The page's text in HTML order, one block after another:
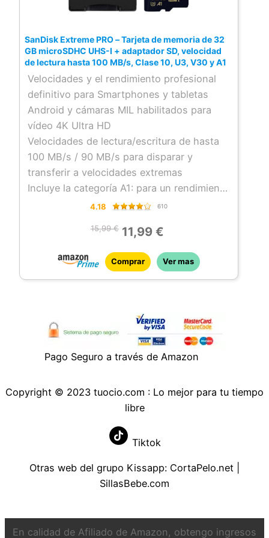
SanDisk Extreme PRO – Tarjeta de memoria de 32
GB microSDHC UHS-I + adaptador SD, velocidad
de lectura hasta 100 MB/s, Clase 10, U3, V30 y A1
Velocidades y el rendimiento profesional
definitivo para Smartphones y tabletas
Android y cámaras MIL habilitados para
vídeo 4K Ultra HD
Velocidades de lectura/escritura de hasta
100 MB/s / 90 MB/s para disparar y
transferir a velocidades extremas
Incluye la categoría A1: para un rendimiento
más rápido de las aplicaciones
(V30) signfica que su tarjeta está lista para
los avances en materia de realidad virtual y
grabación de vídeo en 360°
Rendimiento de vídeo profesional con
grabar vídeo Full HD y 4K UHD
Fabricada para ser usada en condiciones
difíciles y sometida a ensayos en dichas
condiciones: resistente a temperatura, al
Incluye el software de recuperación de
archivos RescuePRO Deluxe (1 año de
4.18 610
15,99 € 11,99 €
Comprar Ver mas
Pago Seguro a través de Amazon
Copyright © 2023 tuocio.com : Lo mejor para tu tiempo
libre
Tiktok
Otras web del grupo Kissapp: CortaPelo.net
SillasBebe.com
En calidad de Afiliado de Amazon, obtengo ingresos